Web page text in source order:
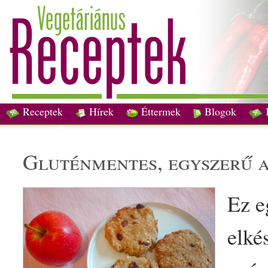
Receptek Hírek Éttermek Blogok
gluténmentes, egyszerű
Ez